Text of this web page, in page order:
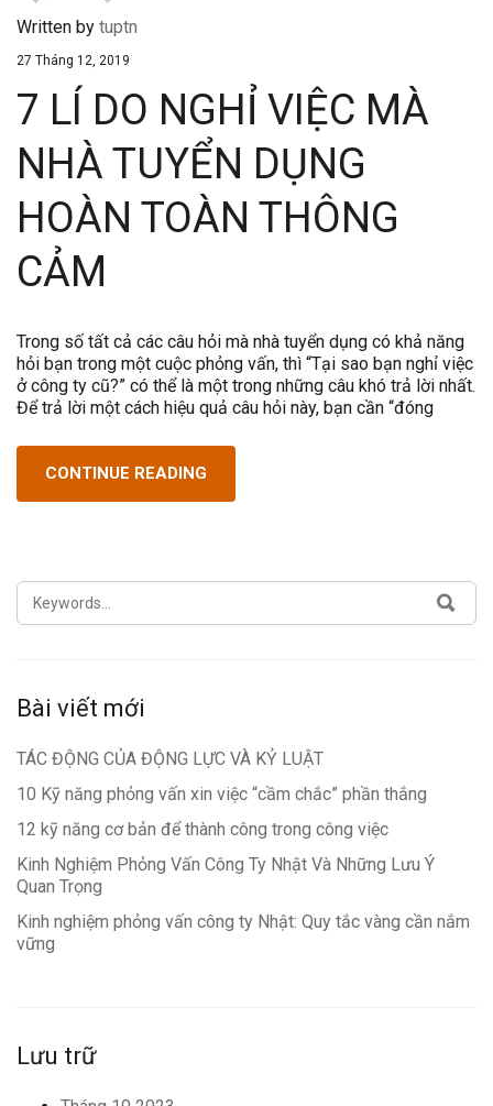
Written by tuptn
27 Tháng 12, 2019
7 LÍ DO NGHỈ VIỆC MÀ
NHÀ TUYỂN DỤNG
HOÀN TOÀN THÔNG
CẢM
Trong số tất cả các câu hỏi mà nhà tuyển dụng có khả năng
hỏi bạn trong một cuộc phỏng vấn, thì “Tại sao bạn nghỉ việc
ở công ty cũ?” có thể là một trong những câu khó trả lời nhất.
Để trả lời một cách hiệu quả câu hỏi này, bạn cần “đóng
CONTINUE READING
SEARCH
FOR:
Bài viết mới
TÁC ĐỘNG CỦA ĐỘNG LỰC VÀ KỶ LUẬT
10 Kỹ năng phỏng vấn xin việc “cầm chắc” phần thắng
12 kỹ năng cơ bản để thành công trong công việc
Kinh Nghiệm Phỏng Vấn Công Ty Nhật Và Những Lưu Ý
Quan Trọng
Kinh nghiệm phỏng vấn công ty Nhật: Quy tắc vàng cần nắm
vững
Lưu trữ